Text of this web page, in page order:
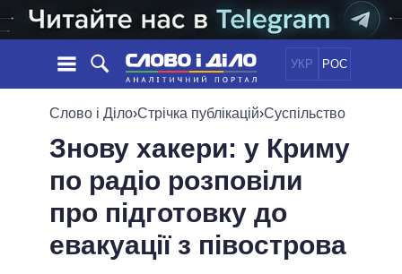
УКР РОС
НОВИНИ
СТРІЧКА
ПОДІЇ
СТАТТІ
ДУМКИ
ОГЛЯДИ
ПОЛІТИКА
ЕКОНОМІКА
СУСПІЛЬСТВО
СВІТ
ОБIЦЯНКИ
ПОЛIТИКИ
УСІ ПОЛІТИКИ
ПРЕЗИДЕНТ І ОФІС
ІНФОГРАФІКА
Слово і Діло›Стрічка публікацій›Суспільство
Знову хакери: у Криму
по радіо розповіли
про підготовку до
евакуації з півострова